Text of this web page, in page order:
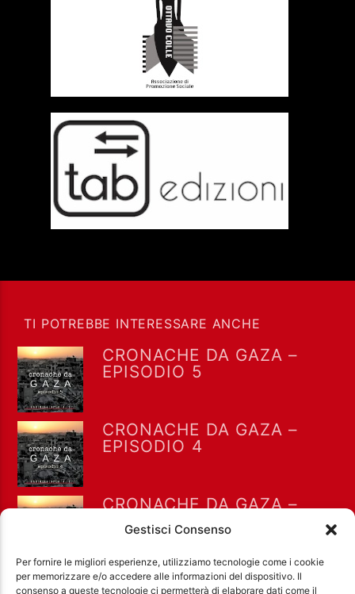
Gestisci Consenso
Per fornire le migliori esperienze, utilizziamo tecnologie come i cookie
per memorizzare e/o accedere alle informazioni del dispositivo. Il
consenso a queste tecnologie ci permetterà di elaborare dati come il
TI POTREBBE INTERESSARE ANCHE
CRONACHE DA GAZA –
EPISODIO 5
CRONACHE DA GAZA –
EPISODIO 4
CRONACHE DA GAZA –
EPISODIO 2